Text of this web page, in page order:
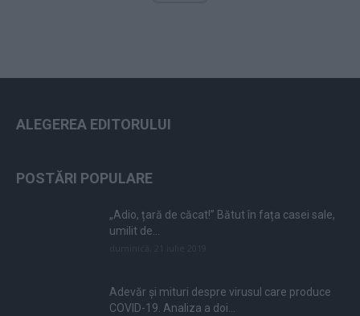
ALEGEREA EDITORULUI
POSTĂRI POPULARE
„Adio, țară de căcat!” Bătut în fața casei sale,
umilit de...
Adevăr și mituri despre virusul care produce
COVID-19. Analiza a doi...